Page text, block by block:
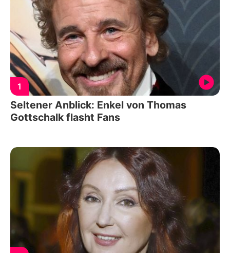
1
Seltener Anblick: Enkel von Thomas
Gottschalk flasht Fans